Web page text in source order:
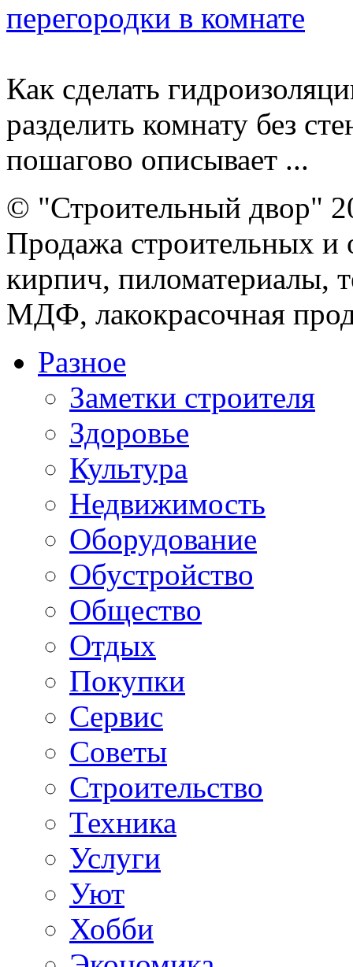
перегородки в комнате
Как сделать
разделить комнату без
пошагово описывает ...
© "Строительный двор"
Продажа строительных и
кирпич, пиломатериалы,
МДФ, лакокрасочная
Разное
Заметки строителя
Здоровье
Культура
Недвижимость
Оборудование
Обустройство
Общество
Отдых
Покупки
Сервис
Советы
Строительство
Техника
Услуги
Уют
Хобби